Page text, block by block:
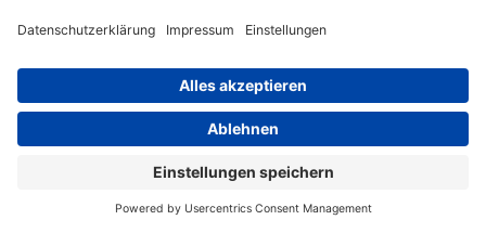
engineering
training